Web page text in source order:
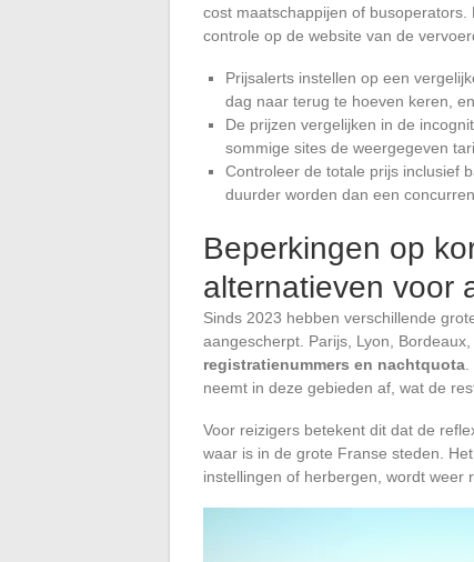
cost maatschappijen of
controle op de website van de
Prijsalerts instellen op een
dag naar terug te hoeven keren,
De prijzen vergelijken in de
sommige sites de weergegeven
Controleer de totale prijs inclusief
duurder worden dan een
Beperkingen op
alternatieven voor
Sinds 2023 hebben verschillende
aangescherpt. Parijs, Lyon,
registratienummers en nachtquota.
neemt in deze gebieden af, wat de
Voor reizigers betekent dit dat de
waar is in de grote Franse steden.
instellingen of herbergen, wordt weer